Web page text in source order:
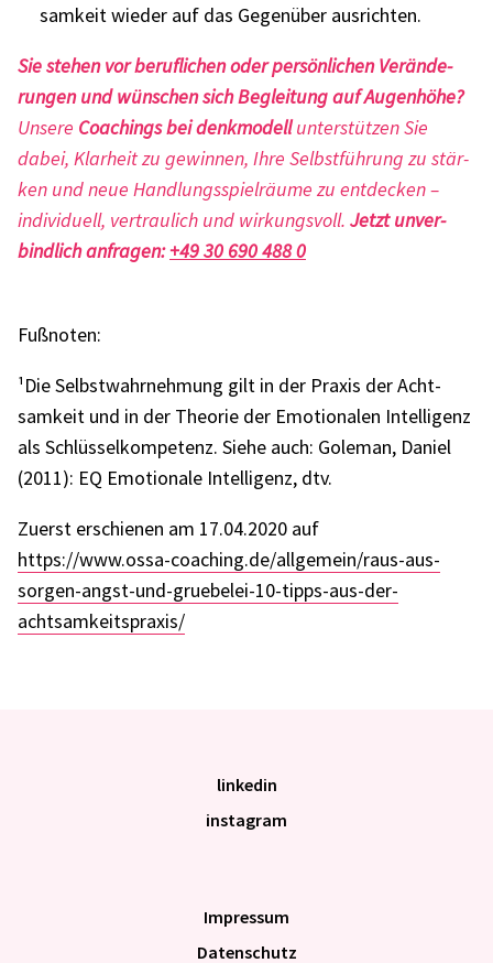
sam­keit wieder auf das Gegen­über ausrich­ten.
Sie stehen vor beruf­li­chen oder persön­li­chen Verän­de­
run­gen und wünschen sich Beglei­tung auf Augen­höhe?
Unsere Coachings bei denk­mo­dellunter­stüt­zen Sie
dabei, Klar­heit zu gewin­nen, Ihre Selbst­füh­rung zu stär­
ken und neue Hand­lungs­spiel­räume zu entde­cken –
indi­vi­du­ell, vertrau­lich und wirkungs­voll. Jetzt unver­
bind­lich anfra­gen:+49 30 690 488 0
Fußno­ten:
¹Die Selbst­wahr­neh­mung gilt in der Praxis der Acht­
sam­keit und in der Theo­rie der Emotio­na­len Intel­li­genz
als Schlüs­sel­kom­pe­tenz. Siehe auch: Gole­man, Daniel
(2011): EQ Emotio­nale Intel­li­genz, dtv.
Zuerst erschie­nen am 17.04.2020 auf
https://www.ossa-coaching.de/allgemein/raus-aus-
sorgen-angst-und-gruebelei-10-tipps-aus-der-
achtsamkeitspraxis/
Impres­sum
Daten­schutz
linkedin
instagram